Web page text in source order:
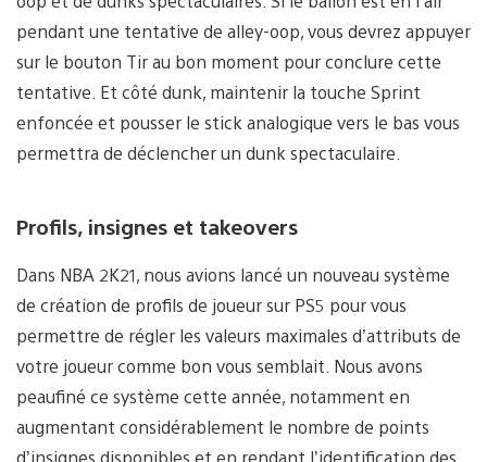
pendant une tentative de alley-oop, vous devrez appuyer
sur le bouton Tir au bon moment pour conclure cette
tentative. Et côté dunk, maintenir la touche Sprint
enfoncée et pousser le stick analogique vers le bas vous
permettra de déclencher un dunk spectaculaire.
Profils, insignes et takeovers
Dans NBA 2K21, nous avions lancé un nouveau système
de création de profils de joueur sur PS5 pour vous
permettre de régler les valeurs maximales d’attributs de
votre joueur comme bon vous semblait. Nous avons
peaufiné ce système cette année, notamment en
augmentant considérablement le nombre de points